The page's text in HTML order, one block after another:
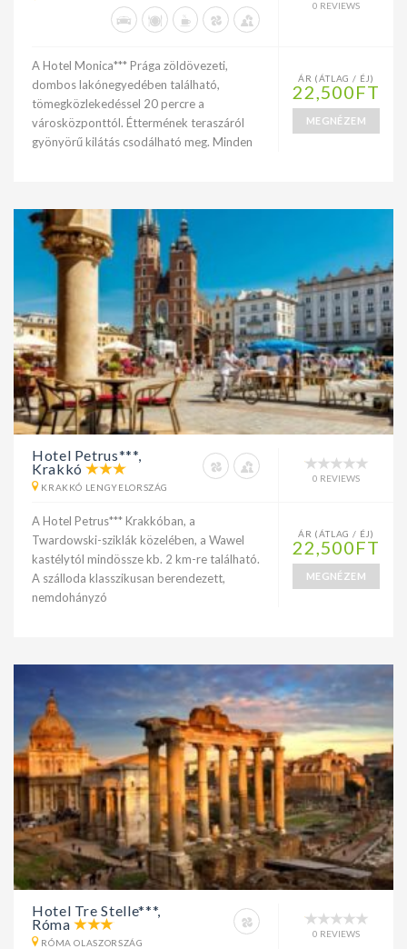
0 REVIEWS
A Hotel Monica*** Prága zöldövezeti,
dombos lakónegyedében található,
tömegközlekedéssel 20 percre a
városközponttól. Éttermének teraszáról
gyönyörű kilátás csodálható meg. Minden
ÁR (ÁTLAG / ÉJ)
22,500FT
MEGNÉZEM
Hotel Petrus***,
Krakkó
KRAKKÓ LENGYELORSZÁG
0 REVIEWS
A Hotel Petrus*** Krakkóban, a
Twardowski-sziklák közelében, a Wawel
kastélytól mindössze kb. 2 km-re található.
A szálloda klasszikusan berendezett,
nemdohányzó
ÁR (ÁTLAG / ÉJ)
22,500FT
MEGNÉZEM
Hotel Tre Stelle***,
Róma
RÓMA OLASZORSZÁG
0 REVIEWS